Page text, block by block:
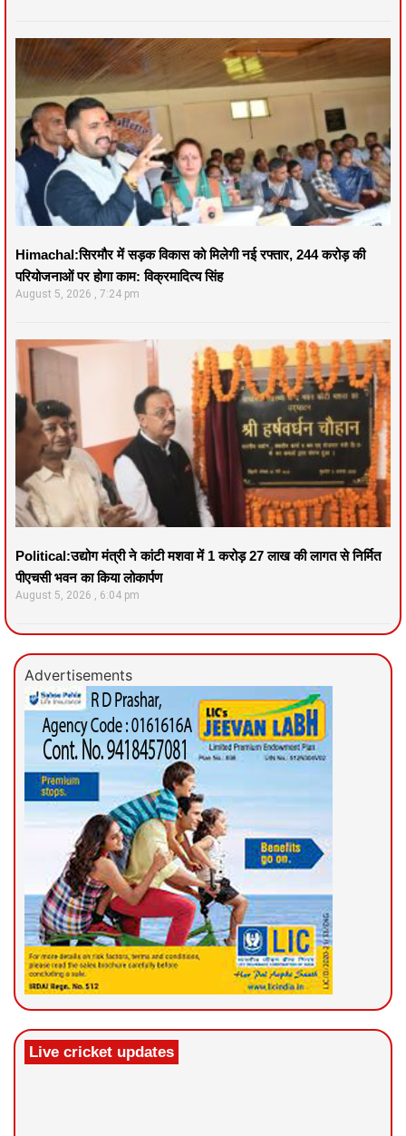
Himachal:सिरमौर में सड़क विकास को मिलेगी नई रफ्तार, 244 करोड़ की
परियोजनाओं पर होगा काम: विक्रमादित्य सिंह
August 5, 2026 7:24 pm
Political:उद्योग मंत्री ने कांटी मशवा में 1 करोड़ 27 लाख की लागत से निर्मित
पीएचसी भवन का किया लोकार्पण
August 5, 2026 6:04 pm
Advertisements
Live cricket updates